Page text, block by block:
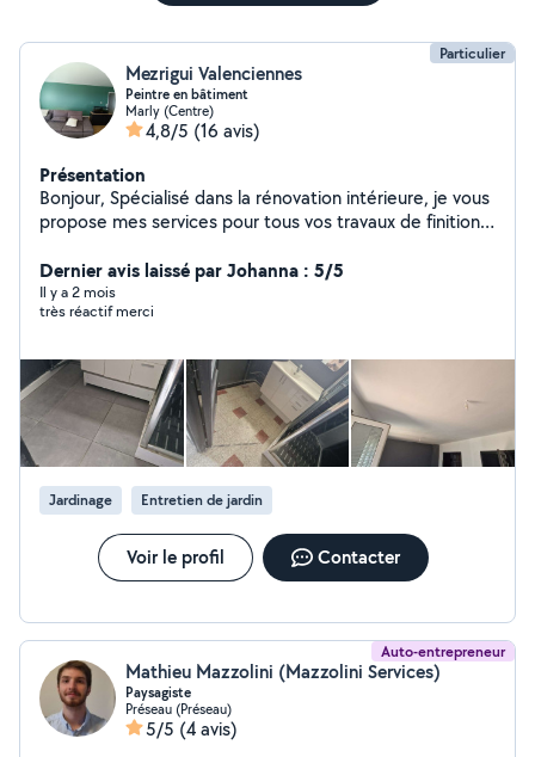
Particulier
Mezrigui Valenciennes
Peintre en bâtiment
Marly (Centre)
4,8/5 (16 avis)
Présentation
Bonjour, Spécialisé dans la rénovation intérieure, je vous
propose mes services pour tous vos travaux de finition
Peinture/Enduit/placo/carrelage/parquet/pose lino
N'hésitez pas à me contacter pour discuter de votre
projet et obtenir un devis adapté à vos besoins. À
Dernier avis laissé par Johanna : 5/5
Il y a 2 mois
très réactif merci
Jardinage Entretien de jardin
Voir le profil Contacter
Auto-entrepreneur
Mathieu Mazzolini (Mazzolini Services)
Paysagiste
Préseau (Préseau)
5/5 (4 avis)